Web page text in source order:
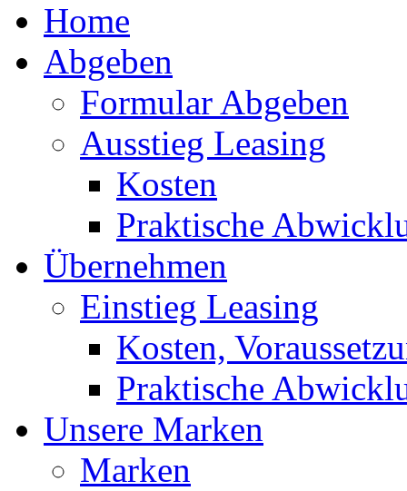
Home
Abgeben
Formular Abgeben
Ausstieg Leasing
Kosten
Praktische
Übernehmen
Einstieg Leasing
Kosten,
Praktische
Unsere Marken
Marken